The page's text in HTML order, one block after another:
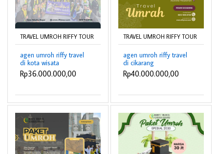
TRAVEL UMROH RIFFY TOUR
agen umroh riffy travel
di kota wisata
Rp36.000.000,00
TRAVEL UMROH RIFFY TOUR
agen umroh riffy travel
di cikarang
Rp40.000.000,00